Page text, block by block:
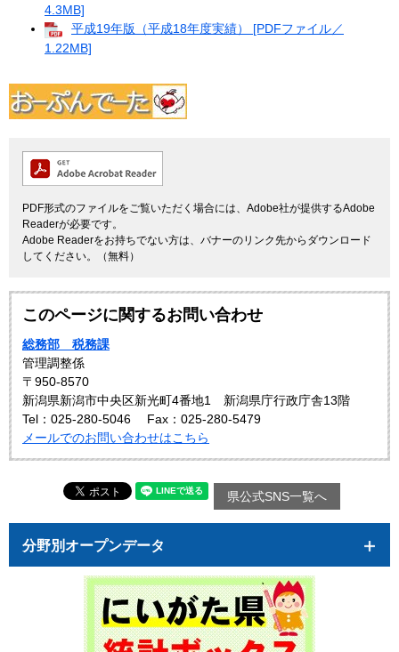
4.3MB]
平成19年版（平成18年度実績） [PDFファイル／
1.22MB]
PDF形式のファイルをご覧いただく場合には、Adobe社が提供するAdobe
Readerが必要です。
Adobe Readerをお持ちでない方は、バナーのリンク先からダウンロード
してください。（無料）
このページに関するお問い合わせ
総務部 税務課
管理調整係
〒950-8570
新潟県新潟市中央区新光町4番地1 新潟県庁行政庁舎13階
Tel：025-280-5046
Fax：025-280-5479
メールでのお問い合わせはこちら
県公式SNS一覧へ
分野別オープンデータ